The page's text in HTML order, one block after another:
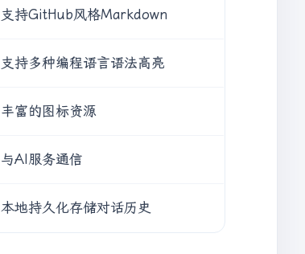
支持GitHub风格Markdown
支持多种编程语言语法高亮
丰富的图标资源
与AI服务通信
本地持久化存储对话历史